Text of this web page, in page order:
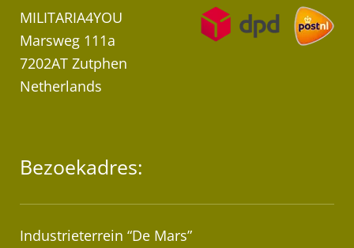
MILITARIA4YOU
Marsweg 111a
7202AT Zutphen
Netherlands
Bezoekadres:
Industrieterrein “De Mars”